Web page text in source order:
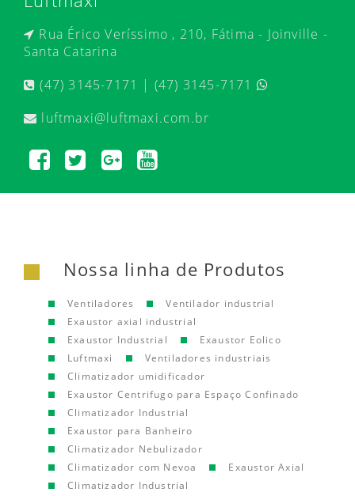
Rua Érico Veríssimo , 210, Fátima - Joinville -
Santa Catarina
(47) 3145-7171 | (47) 3145-7171
luftmaxi@luftmaxi.com.br
Nossa linha de Produtos
Ventiladores
Ventilador industrial
Exaustor axial industrial
Exaustor Industrial
Exaustor Eolico
Luftmaxi
Ventiladores industriais
Climatizador umidificador
Exaustor Centrifugo para Espaço Confinado
Climatizador Industrial
Exaustor para Banheiro
Climatizador Nebulizador
Climatizador com Nevoa
Exaustor Axial
Climatizador Industrial